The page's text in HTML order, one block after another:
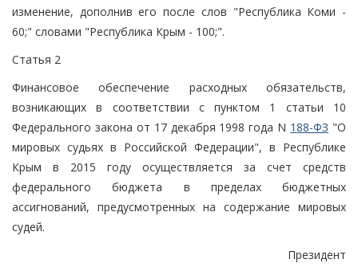
изменение, дополнив его после слов "Республика Коми -
60;" словами "Республика Крым - 100;".
Статья 2
Финансовое обеспечение расходных обязательств,
возникающих в соответствии с пунктом 1 статьи 10
Федерального закона от 17 декабря 1998 года N 188-ФЗ "О
мировых судьях в Российской Федерации", в Республике
Крым в 2015 году осуществляется за счет средств
федерального бюджета в пределах бюджетных
ассигнований, предусмотренных на содержание мировых
судей.
Президент